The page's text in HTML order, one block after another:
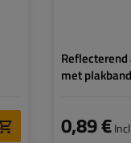
met plakband
0,89 €